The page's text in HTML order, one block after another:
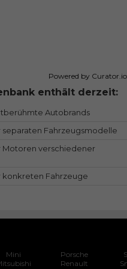
Powered by Curator.io
enthält derzeit:
Autobrands
separaten Fahrzeugsmodelle
Motoren verschiedener
konkreten Fahrzeuge
Mini
Porsche
Renault